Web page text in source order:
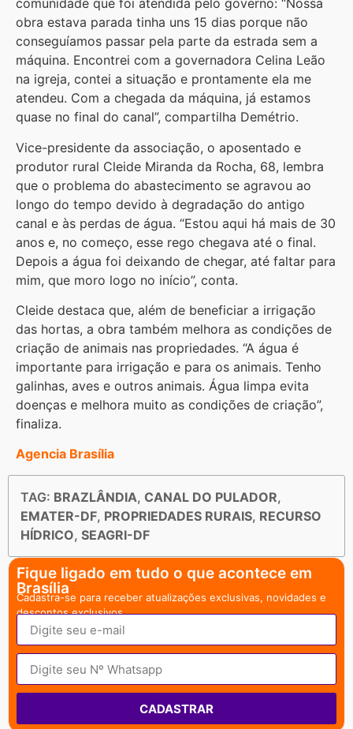
comunidade que foi atendida pelo governo: “Nossa
obra estava parada tinha uns 15 dias porque não
conseguíamos passar pela parte da estrada sem a
máquina. Encontrei com a governadora Celina Leão
na igreja, contei a situação e prontamente ela me
atendeu. Com a chegada da máquina, já estamos
quase no final do canal”, compartilha Demétrio.
Vice-presidente da associação, o aposentado e
produtor rural Cleide Miranda da Rocha, 68, lembra
que o problema do abastecimento se agravou ao
longo do tempo devido à degradação do antigo
canal e às perdas de água. “Estou aqui há mais de 30
anos e, no começo, esse rego chegava até o final.
Depois a água foi deixando de chegar, até faltar para
mim, que moro logo no início”, conta.
Cleide destaca que, além de beneficiar a irrigação
das hortas, a obra também melhora as condições de
criação de animais nas propriedades. “A água é
importante para irrigação e para os animais. Tenho
galinhas, aves e outros animais. Água limpa evita
doenças e melhora muito as condições de criação”,
finaliza.
Agencia Brasília
TAG: BRAZLÂNDIA, CANAL DO PULADOR,
EMATER-DF, PROPRIEDADES RURAIS, RECURSO
HÍDRICO, SEAGRI-DF
Fique ligado em tudo o que acontece em
Brasília
Cadastra-se para receber atualizações exclusivas, novidades e
descontos exclusivos.
CADASTRAR